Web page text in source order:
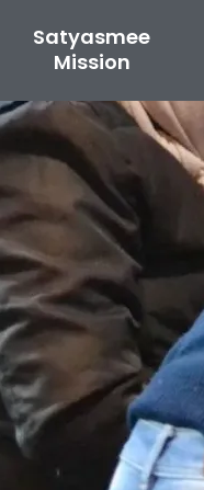
content
Satyasmee
Mission